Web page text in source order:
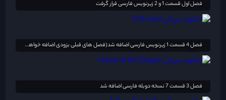
فصل اول قسمت 1 و 2 زیرنویس فارسی قرار گرفت
فصل 4 قسمت 1 زیرنویس فارسی اضافه شد(فصل های قبلی بزودی اضافه خواهد شد)
فصل 3 قسمت 7 نسخه دوبله فارسی اضافه شد